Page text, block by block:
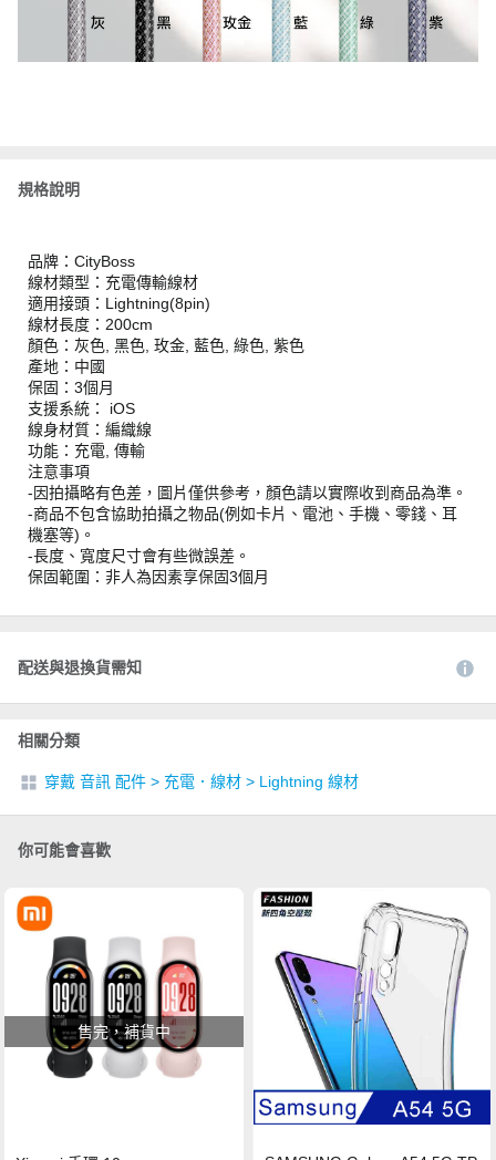
規格說明
品牌：CityBoss
線材類型：充電傳輸線材
適用接頭：Lightning(8pin)
線材長度：200cm
顏色：灰色, 黑色, 玫金, 藍色, 綠色, 紫色
產地：中國
保固：3個月
支援系統： iOS
線身材質：編織線
功能：充電, 傳輸
注意事項
-因拍攝略有色差，圖片僅供參考，顏色請以實際收到商品為準。
-商品不包含協助拍攝之物品(例如卡片、電池、手機、零錢、耳
機塞等)。
-長度、寬度尺寸會有些微誤差。
保固範圍：非人為因素享保固3個月
配送與退換貨需知
相關分類
穿戴 音訊 配件 > 充電．線材 > Lightning 線材
你可能會喜歡
售完，補貨中